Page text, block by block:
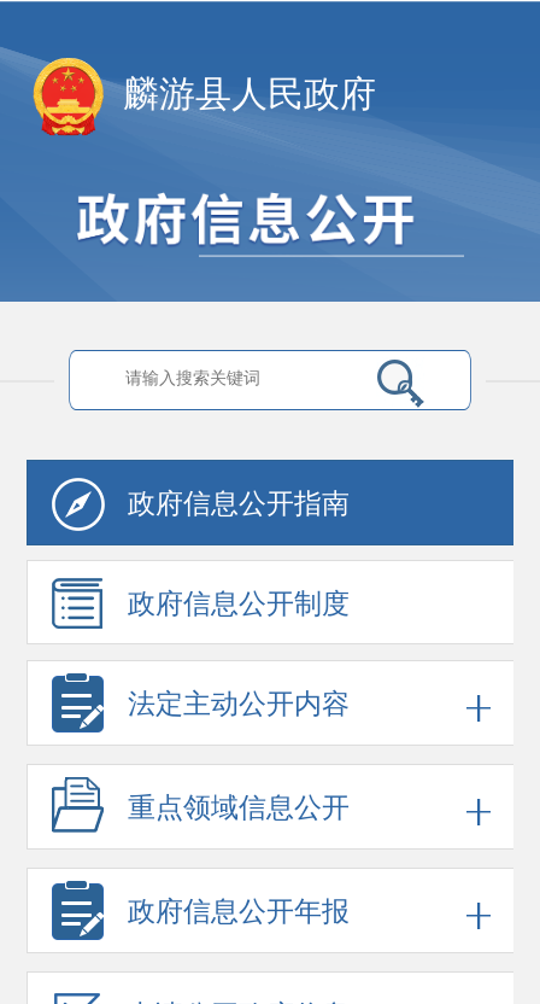
麟游县人民政府
政府信息公开指南
政府信息公开制度
法定主动公开内容
重点领域信息公开
政府信息公开年报